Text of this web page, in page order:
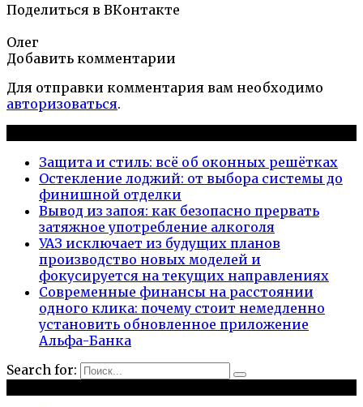
Поделиться в ВКонтакте
Олег
Добавить комментарии
Для отправки комментария вам необходимо
авторизоваться.
Защита и стиль: всё об оконных решётках
Остекление лоджий: от выбора системы до
финишной отделки
Вывод из запоя: как безопасно прервать
затяжное употребление алкоголя
УАЗ исключает из будущих планов
производство новых моделей и
фокусируется на текущих направлениях
Современные финансы на расстоянии
одного клика: почему стоит немедленно
установить обновленное приложение
Альфа-Банка
Search for: